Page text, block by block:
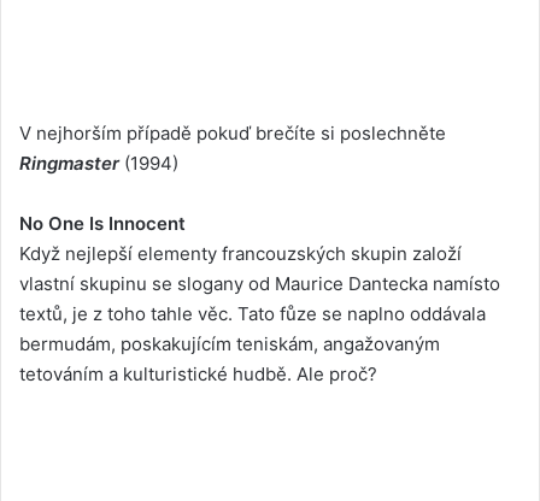
V nejhorším případě pokuď brečíte si poslechněte
Ringmaster (1994)
No One Is Innocent
Když nejlepší elementy francouzských skupin založí
vlastní skupinu se slogany od Maurice Dantecka namísto
textů, je z toho tahle věc. Tato fůze se naplno oddávala
bermudám, poskakujícím teniskám, angažovaným
tetováním a kulturistické hudbě. Ale proč?